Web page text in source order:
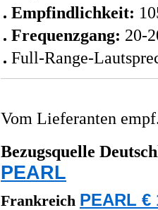
Empfindlichkeit:
Frequenzgang: 20-
Full-Range-
Vom Lieferanten
Bezugsquelle
PEARL
Frankreich PEARL €